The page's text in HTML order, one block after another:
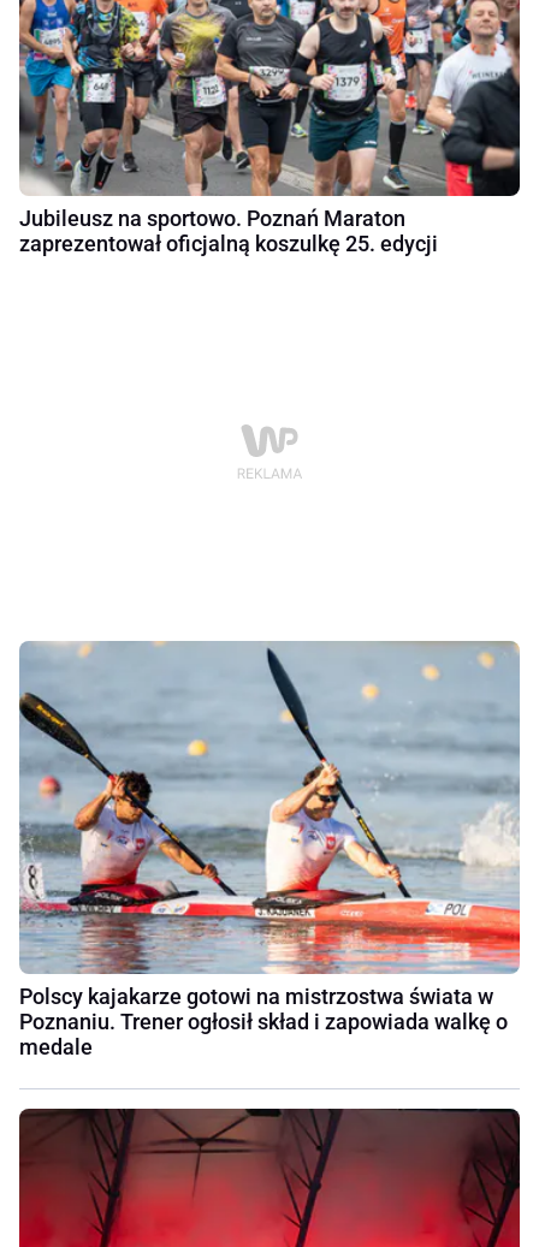
Jubileusz na sportowo. Poznań Maraton
zaprezentował oficjalną koszulkę 25. edycji
Polscy kajakarze gotowi na mistrzostwa świata w
Poznaniu. Trener ogłosił skład i zapowiada walkę o
medale